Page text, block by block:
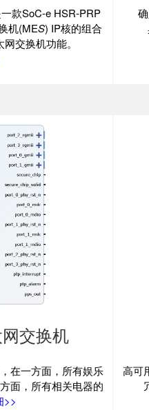
款SoC-e HSR-PRP
机(MES) IP核的组合
交换机功能。
交换机
在一方面，所有娱乐
面，所有相关电器的
>>
高可